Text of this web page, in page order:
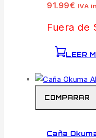
91.99€ IVA
Fuera de
LEER
COMPARAR
Caña